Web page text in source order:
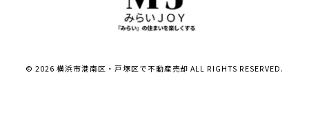
© 2026 横浜市港南区・戸塚区で不動産売却 ALL RIGHTS RESERVED.